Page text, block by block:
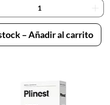
– Añadir al carrito